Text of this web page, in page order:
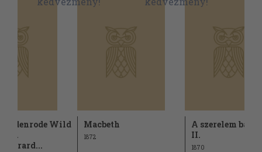
Wild
A
Gerard...
Macbeth
1872
A szerelem
II.
1870